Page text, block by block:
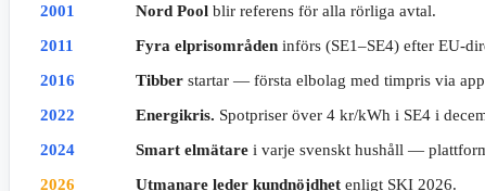
2001
Nord Pool blir referens för alla rörliga avtal.
2011
Fyra elprisområden införs (SE1–SE4) efter EU-
2016
Tibber startar — första elbolag med timpris via
2022
Energikris. Spotpriser över 4 kr/kWh i SE4 i
2024
Smart elmätare i varje svenskt hushåll —
2026
Utmanare leder kundnöjdhet enligt SKI 2026.